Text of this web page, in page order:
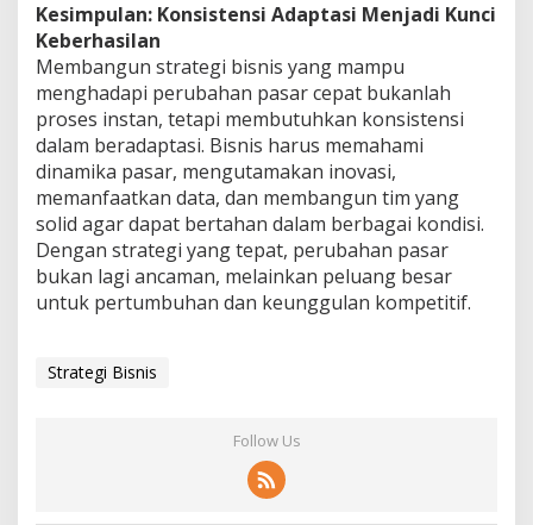
Kesimpulan: Konsistensi Adaptasi Menjadi Kunci
Keberhasilan
Membangun strategi bisnis yang mampu
menghadapi perubahan pasar cepat bukanlah
proses instan, tetapi membutuhkan konsistensi
dalam beradaptasi. Bisnis harus memahami
dinamika pasar, mengutamakan inovasi,
memanfaatkan data, dan membangun tim yang
solid agar dapat bertahan dalam berbagai kondisi.
Dengan strategi yang tepat, perubahan pasar
bukan lagi ancaman, melainkan peluang besar
untuk pertumbuhan dan keunggulan kompetitif.
Strategi Bisnis
Follow Us